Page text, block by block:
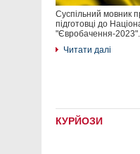
Суспільний мовник
підготовці до
"Євробачення-
Читати далі
КУРЙОЗИ